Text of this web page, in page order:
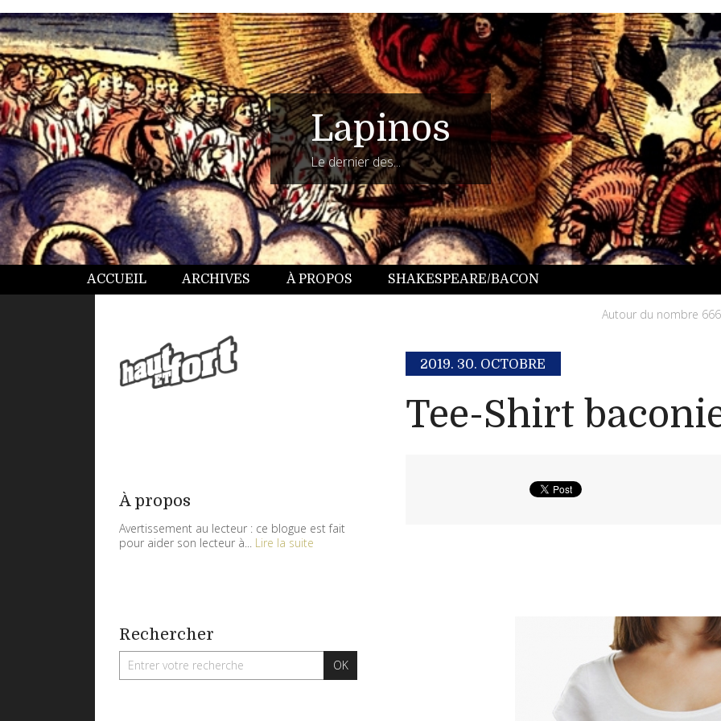
Lapinos
Le dernier des...
ACCUEIL ARCHIVES À PROPOS SHAKESPEARE/BACON
À propos
Avertissement au lecteur : ce blogue est fait
pour aider son lecteur à... Lire la suite
Rechercher
Autour du nombre 666
2019. 30. OCTOBRE
Tee-Shirt